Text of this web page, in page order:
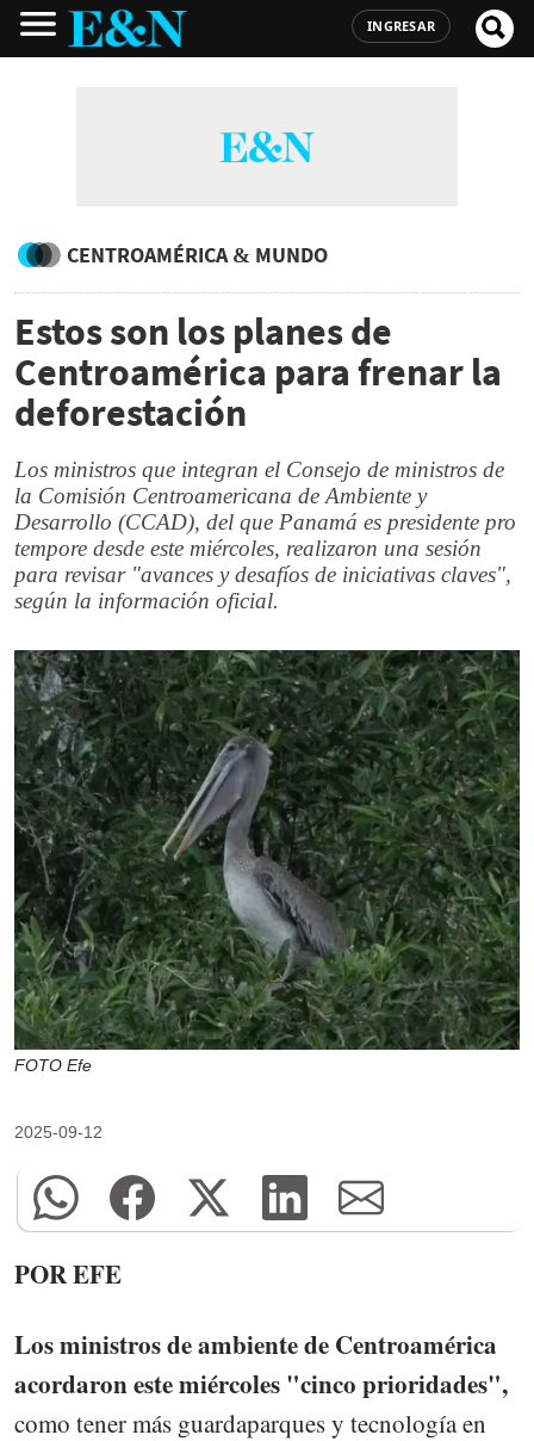
INGRESAR
CENTROAMÉRICA & MUNDO
Estos son los planes de
Centroamérica para frenar la
deforestación
Los ministros que integran el Consejo de ministros de
la Comisión Centroamericana de Ambiente y
Desarrollo (CCAD), del que Panamá es presidente pro
tempore desde este miércoles, realizaron una sesión
para revisar "avances y desafíos de iniciativas claves",
según la información oficial.
FOTO Efe
2025-09-12
POR EFE
Los ministros de ambiente de Centroamérica
acordaron este miércoles "cinco prioridades",
como tener más guardaparques y tecnología en